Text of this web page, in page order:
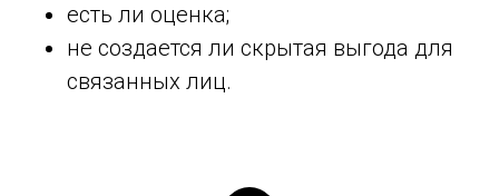
есть ли оценка;
не создается ли скрытая выгода для
связанных лиц.